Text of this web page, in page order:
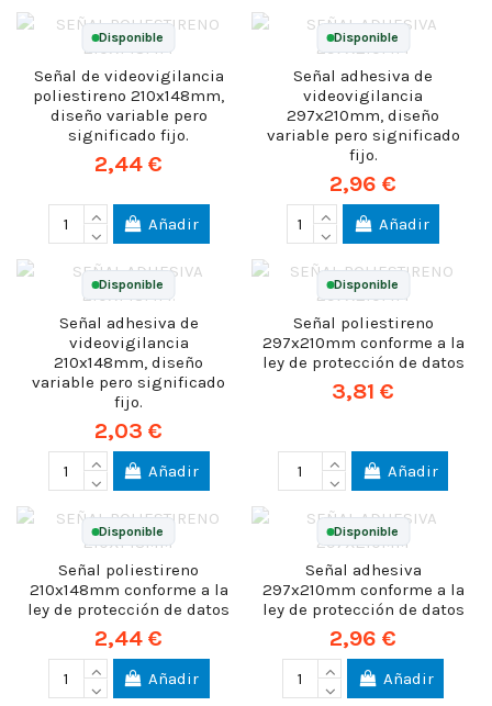
Disponible
Señal de videovigilancia
poliestireno 210x148mm,
diseño variable pero
significado fijo.
2,44 €
Añadir
Disponible
Señal adhesiva de
videovigilancia
297x210mm, diseño
variable pero significado
fijo.
2,96 €
Añadir
Disponible
Señal adhesiva de
videovigilancia
210x148mm, diseño
variable pero significado
fijo.
2,03 €
Añadir
Disponible
Señal poliestireno
297x210mm conforme a la
ley de protección de datos
3,81 €
Añadir
Disponible
Señal poliestireno
210x148mm conforme a la
ley de protección de datos
2,44 €
Añadir
Disponible
Señal adhesiva
297x210mm conforme a la
ley de protección de datos
2,96 €
Añadir